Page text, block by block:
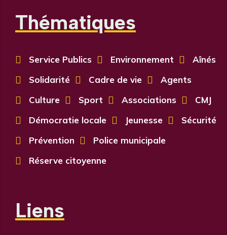
Thématiques
 Service Publics  Environnement  Aînés
 Solidarité  Cadre de vie  Agents
 Culture  Sport  Associations  CMJ
 Démocratie locale  Jeunesse  Sécurité
 Prévention  Police municipale
 Réserve citoyenne
Liens